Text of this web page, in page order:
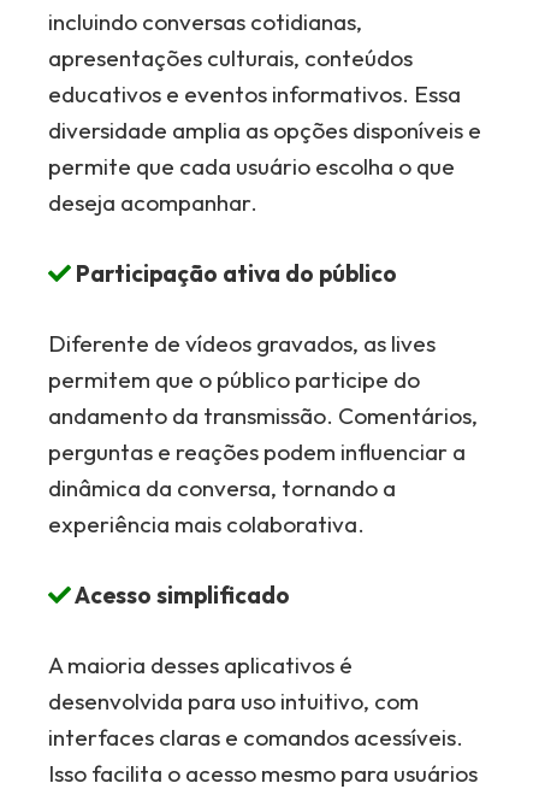
incluindo conversas cotidianas,
apresentações culturais, conteúdos
educativos e eventos informativos. Essa
diversidade amplia as opções disponíveis e
permite que cada usuário escolha o que
deseja acompanhar.
Participação ativa do público
Diferente de vídeos gravados, as lives
permitem que o público participe do
andamento da transmissão. Comentários,
perguntas e reações podem influenciar a
dinâmica da conversa, tornando a
experiência mais colaborativa.
Acesso simplificado
A maioria desses aplicativos é
desenvolvida para uso intuitivo, com
interfaces claras e comandos acessíveis.
Isso facilita o acesso mesmo para usuários